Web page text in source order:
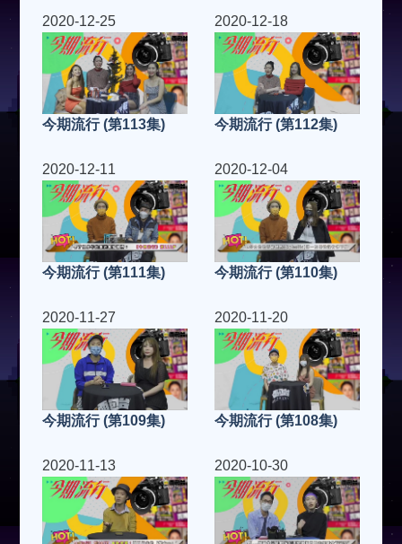
2020-12-25
今期流行 (第113集)
2020-12-18
今期流行 (第112集)
2020-12-11
今期流行 (第111集)
2020-12-04
今期流行 (第110集)
2020-11-27
今期流行 (第109集)
2020-11-20
今期流行 (第108集)
2020-11-13 2020-10-30